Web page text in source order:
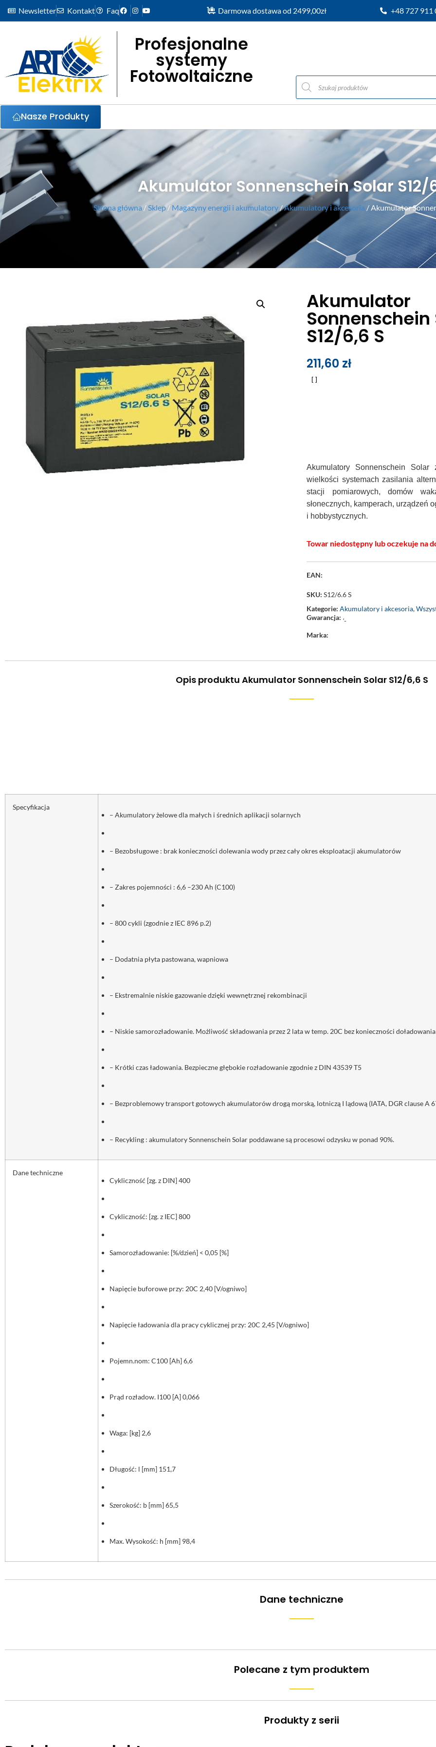
Newsletter Kontakt Faq Darmowa dostawa od 2499,00zł +48 727 911
Profesjonalne
systemy
Fotowoltaiczne
Nasze Produkty
Akumulator Sonnenschein Solar S12/
Strona główna/Sklep/ Magazyny energii i akumulatory/Akumulatory i akcesoria / Akumulator
Akumulator
Sonnenschein
S12/6,6 S
211,60 zł
Akumulatory Sonnenschein
wielkości systemach zasilania
stacji pomiarowych, domów
słonecznych, kamperach, urządzeń
i hobbystycznych.
Towar niedostępny lub oczekuje na
EAN:
SKU:S12/6.6 S
Kategorie:Akumulatory i akcesoria,
Gwarancja: ‘-
Marka:
Opis produktu Akumulator Sonnenschein Solar S12/6,6 S
Specyfikacja
– Akumulatory żelowe dla małych i średnich aplikacji solarnych
– Bezobsługowe : brak konieczności dolewania wody przez cały okres eksploatacji akumulatorów
– Zakres pojemności : 6,6 –230 Ah (C100)
– 800 cykli (zgodnie z IEC 896 p.2)
– Dodatnia płyta pastowana, wapniowa
– Ekstremalnie niskie gazowanie dzięki wewnętrznej rekombinacji
– Niskie samorozładowanie. Możliwość składowania przez 2 lata w temp. 20C bez konieczności doładowania
– Krótki czas ładowania. Bezpieczne głębokie rozładowanie zgodnie z DIN 43539 T5
– Bezproblemowy transport gotowych akumulatorów drogą morską, lotniczą I lądową (IATA, DGR clause A
– Recykling : akumulatory Sonnenschein Solar poddawane są procesowi odzysku w ponad 90%.
Dane techniczne
Cykliczność [zg. z DIN] 400
Cykliczność: [zg. z IEC] 800
Samorozładowanie: [%/dzień] < 0,05 [%]
Napięcie buforowe przy: 20C 2,40 [V/ogniwo]
Napięcie ładowania dla pracy cyklicznej przy: 20C 2,45 [V/ogniwo]
Pojemn.nom: C100 [Ah] 6,6
Prąd rozładow. I100 [A] 0,066
Waga: [kg] 2,6
Długość: l [mm] 151,7
Szerokość: b [mm] 65,5
Max. Wysokość: h [mm] 98,4
Dane techniczne
Polecane z tym produktem
Produkty z serii